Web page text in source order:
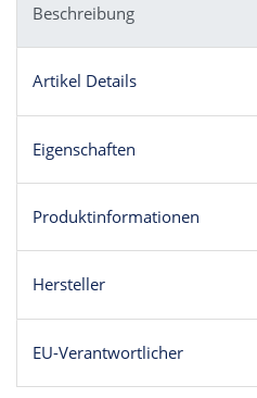
Beschreibung
Artikel Details
Eigenschaften
Produktinformationen
Hersteller
EU-Verantwortlicher